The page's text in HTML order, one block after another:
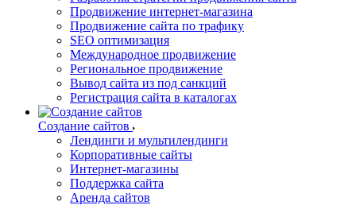
Продвижение интернет-магазина
Продвижение сайта по трафику
SEO оптимизация
Международное продвижение
Региональное продвижение
Вывод сайта из под санкций
Регистрация сайта в каталогах
Создание сайтов
Лендинги и мультилендинги
Корпоративные сайты
Интернет-магазины
Поддержка сайта
Аренда сайтов